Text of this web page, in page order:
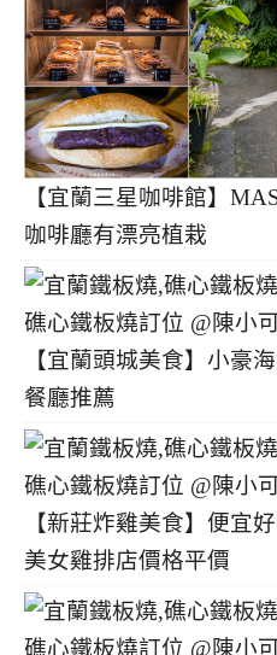
【宜蘭三星咖啡館】
咖啡廳有漂亮植栽
【宜蘭頭城美食】小豪
餐廳推薦
【新莊炸雞美食】便宜
美女雞排店價格平價